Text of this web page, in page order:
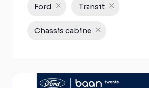
Ford Transit
Chassis cabine